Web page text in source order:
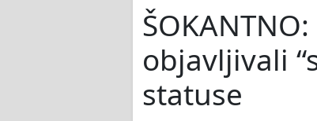
objavljivali
statuse